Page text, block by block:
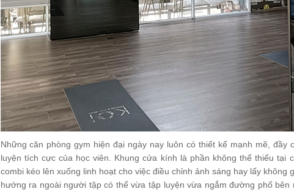
Những căn phòng gym hiện đại ngày nay luôn có thiết kế mạnh mẽ,
luyện tích cực của học viên. Khung cửa kính là phần không thể thiếu
combi kéo lên xuống linh hoạt cho việc điều chỉnh ảnh sáng hay lấy
hướng ra ngoài người tập có thể vừa tập luyện vừa ngắm đường phố